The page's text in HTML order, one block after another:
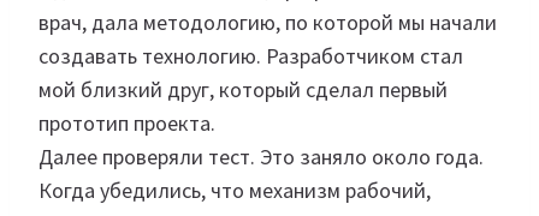
врач, дала методологию, по которой мы начали
создавать технологию. Разработчиком стал
мой близкий друг, который сделал первый
прототип проекта.
Далее проверяли тест. Это заняло около года.
Когда убедились, что механизм рабочий,